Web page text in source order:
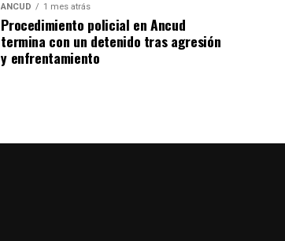
ANCUD 1 mes atrás
Procedimiento policial en Ancud
termina con un detenido tras agresión
y enfrentamiento